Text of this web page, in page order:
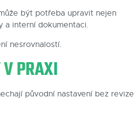
být potřeba upravit nejen
a interní dokumentaci.
nesrovnalostí.
PRAXI
původní nastavení bez revize